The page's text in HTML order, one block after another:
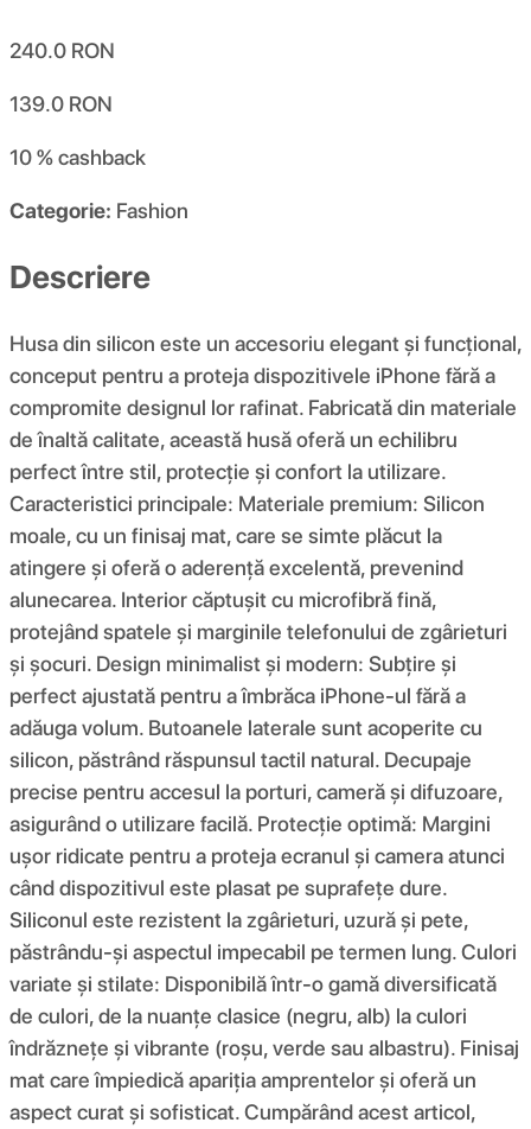
240.0 RON
139.0 RON
10 %cashback
Categorie: Fashion
Descriere
Husa din silicon este un accesoriu elegant și funcțional,
conceput pentru a proteja dispozitivele iPhone fără a
compromite designul lor rafinat. Fabricată din materiale
de înaltă calitate, această husă oferă un echilibru
perfect între stil, protecție și confort la utilizare.
Caracteristici principale: Materiale premium: Silicon
moale, cu un finisaj mat, care se simte plăcut la
atingere și oferă o aderență excelentă, prevenind
alunecarea. Interior căptușit cu microfibră fină,
protejând spatele și marginile telefonului de zgârieturi
și șocuri. Design minimalist și modern: Subțire și
perfect ajustată pentru a îmbrăca iPhone-ul fără a
adăuga volum. Butoanele laterale sunt acoperite cu
silicon, păstrând răspunsul tactil natural. Decupaje
precise pentru accesul la porturi, cameră și difuzoare,
asigurând o utilizare facilă. Protecție optimă: Margini
ușor ridicate pentru a proteja ecranul și camera atunci
când dispozitivul este plasat pe suprafețe dure.
Siliconul este rezistent la zgârieturi, uzură și pete,
păstrându-și aspectul impecabil pe termen lung. Culori
variate și stilate: Disponibilă într-o gamă diversificată
de culori, de la nuanțe clasice (negru, alb) la culori
îndrăznețe și vibrante (roșu, verde sau albastru). Finisaj
mat care împiedică apariția amprentelor și oferă un
aspect curat și sofisticat. Cumpărând acest articol,